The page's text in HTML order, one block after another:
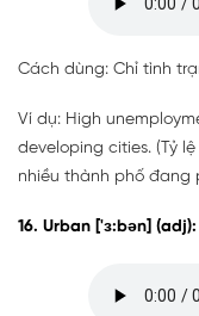
Cách dùng: Chỉ tình
Ví dụ: High
developing cities. (Tỷ
nhiều thành phố đang
16. Urban ['ɜ:bən]